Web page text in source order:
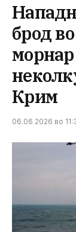
брод
Крим
06.06.2026 во